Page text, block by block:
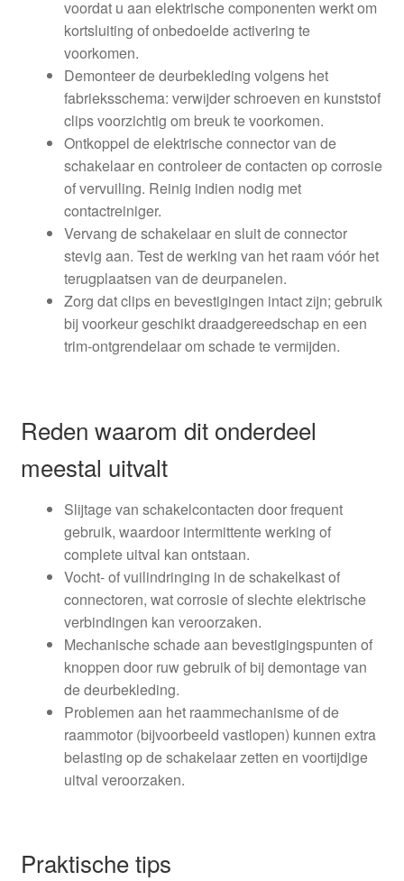
voordat u aan elektrische componenten werkt om
kortsluiting of onbedoelde activering te
voorkomen.
Demonteer de deurbekleding volgens het
fabrieksschema: verwijder schroeven en kunststof
clips voorzichtig om breuk te voorkomen.
Ontkoppel de elektrische connector van de
schakelaar en controleer de contacten op corrosie
of vervuiling. Reinig indien nodig met
contactreiniger.
Vervang de schakelaar en sluit de connector
stevig aan. Test de werking van het raam vóór het
terugplaatsen van de deurpanelen.
Zorg dat clips en bevestigingen intact zijn; gebruik
bij voorkeur geschikt draadgereedschap en een
trim-ontgrendelaar om schade te vermijden.
Reden waarom dit onderdeel
meestal uitvalt
Slijtage van schakelcontacten door frequent
gebruik, waardoor intermittente werking of
complete uitval kan ontstaan.
Vocht- of vuilindringing in de schakelkast of
connectoren, wat corrosie of slechte elektrische
verbindingen kan veroorzaken.
Mechanische schade aan bevestigingspunten of
knoppen door ruw gebruik of bij demontage van
de deurbekleding.
Problemen aan het raammechanisme of de
raammotor (bijvoorbeeld vastlopen) kunnen extra
belasting op de schakelaar zetten en voortijdige
uitval veroorzaken.
Praktische tips